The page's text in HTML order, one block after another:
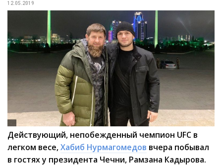
12.05.2019
Действующий, непобежденный чемпион UFC в
легком весе,Хабиб Нурмагомедов вчера побывал
в гостях у президента Чечни, Рамзана Кадырова.